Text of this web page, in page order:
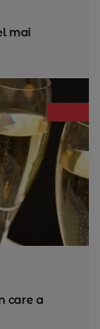
mai
care a